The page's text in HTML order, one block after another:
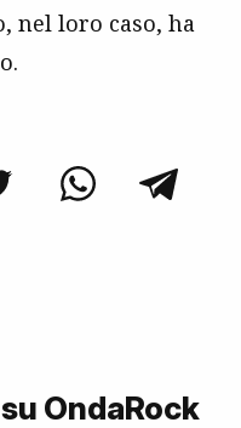
nel loro caso, ha
OndaRock